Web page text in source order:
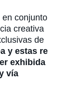
en conjunto
creativa
de
y estas re
exhibida
vía